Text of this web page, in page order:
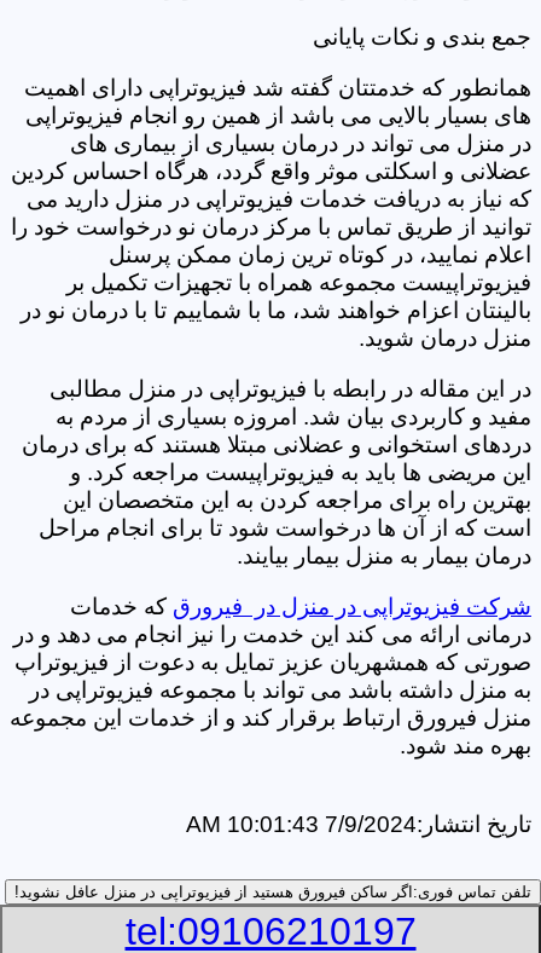
جمع بندی و نکات پایانی
همانطور که خدمتتان گفته شد فیزیوتراپی دارای اهمیت
های بسیار بالایی می باشد از همین رو انجام فیزیوتراپی
در منزل می تواند در درمان بسیاری از بیماری های
عضلانی و اسکلتی موثر واقع گردد، هرگاه احساس کردین
که نیاز به دریافت خدمات فیزیوتراپی در منزل دارید می
توانید از طریق تماس با مرکز درمان نو درخواست خود را
اعلام نمایید، در کوتاه ترین زمان ممکن پرسنل
فیزیوتراپیست مجموعه همراه با تجهیزات تکمیل بر
بالینتان اعزام خواهند شد، ما با شماییم تا با درمان نو در
منزل درمان شوید.
در این مقاله در رابطه با فیزیوتراپی در منزل مطالبی
مفید و کاربردی بیان شد. امروزه بسیاری از مردم به
دردهای استخوانی و عضلانی مبتلا هستند که برای درمان
این مریضی ها باید به فیزیوتراپیست مراجعه کرد. و
بهترین راه برای مراجعه کردن به این متخصصان این
است که از آن ها درخواست شود تا برای انجام مراحل
درمان بیمار به منزل بیمار بیایند.
شرکت فیزیوتراپی در منزل در فیرورق که خدمات
درمانی ارائه می کند این خدمت را نیز انجام می دهد و در
صورتی که همشهریان عزیز تمایل به دعوت از فیزیوتراپ
به منزل داشته باشد می تواند با مجموعه فیزیوتراپی در
منزل فیرورق ارتباط برقرار کند و از خدمات این مجموعه
بهره مند شود.
تاریخ انتشار:7/9/2024 10:01:43 AM
تلفن تماس فوری: اگر ساکن فیرورق هستید از فیزیوتراپی در منزل عافل نشوید!
tel:09106210197